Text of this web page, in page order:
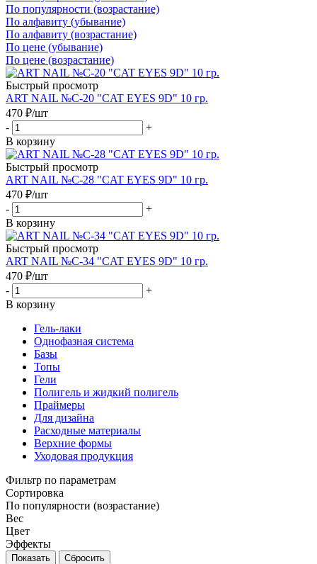
По популярности (возрастание)
По алфавиту (убывание)
По алфавиту (возрастание)
По цене (убывание)
По цене (возрастание)
Быстрый просмотр
ART NAIL №C-20 "CAT EYES 9D" 10 гр.
470 ₽/шт
-
+
В корзину
Быстрый просмотр
ART NAIL №C-28 "CAT EYES 9D" 10 гр.
470 ₽/шт
-
+
В корзину
Быстрый просмотр
ART NAIL №C-34 "CAT EYES 9D" 10 гр.
470 ₽/шт
-
+
В корзину
Гель-лаки
Однофазная система
Базы
Топы
Гели
Полигель и жидкий полигель
Праймеры
Для дизайна
Расходные материалы
Верхние формы
Уходовая продукция
Фильтр по параметрам
Сортировка
По популярности (возрастание)
Вес
Цвет
Эффекты
Сбросить